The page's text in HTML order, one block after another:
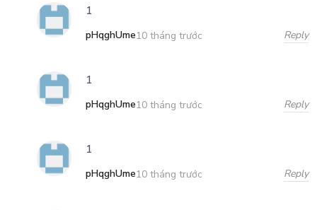
1
pHqghUme10 tháng trước Reply
1
pHqghUme10 tháng trước Reply
1
pHqghUme10 tháng trước Reply